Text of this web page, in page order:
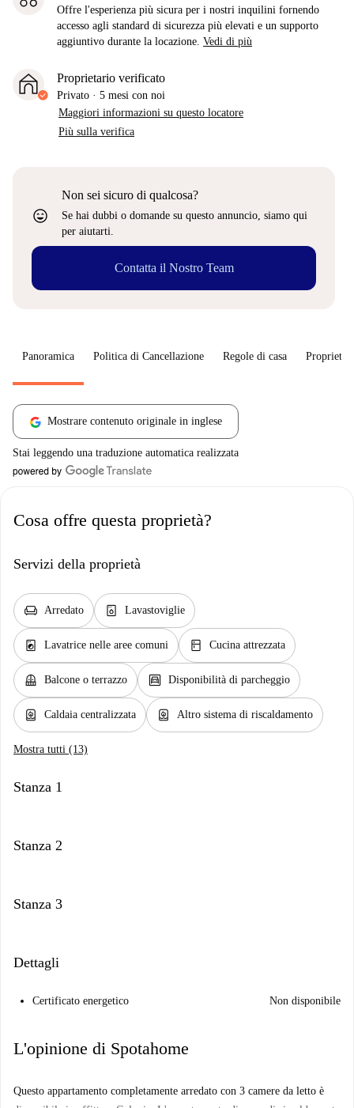
Offre l'esperienza più sicura per i nostri inquilini fornendo
accesso agli standard di sicurezza più elevati e un supporto
aggiuntivo durante la locazione. Vedi di più
Proprietario verificato
Privato · 5 mesi con noi
Maggiori informazioni su questo locatore
Più sulla verifica
sentiment_very_satisfied
Non sei sicuro di qualcosa?
Se hai dubbi o domande su questo annuncio, siamo qui
per aiutarti.
Contatta il Nostro Team
Panoramica Politica di Cancellazione Regole di casa
Mostrare contenuto originale in inglese
Stai leggendo una traduzione automatica realizzata
Cosa offre questa proprietà?
Servizi della proprietà
chair Arredato dishwasher_gen Lavastoviglie
local_laundry_service Lavatrice nelle aree comuni kitchen Cucina attrezzata
balcony Balcone o terrazzo garage Disponibilità di parcheggio
water_heater Caldaia centralizzata water_heater Altro sistema di riscaldamento
Mostra tutti (13)
Stanza 1
Stanza 2
Stanza 3
Dettagli
Certificato energetico Non disponibile
L'opinione di Spotahome
Questo appartamento completamente arredato con 3 camere da letto è